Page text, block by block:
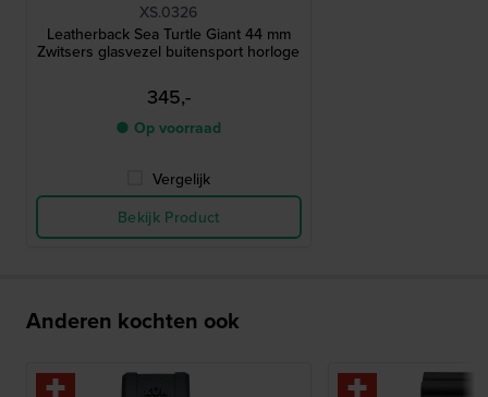
XS.0326
Leatherback Sea Turtle Giant 44 mm
Zwitsers glasvezel buitensport horloge
345,-
● Op voorraad
Vergelijk
Bekijk Product
Anderen kochten ook